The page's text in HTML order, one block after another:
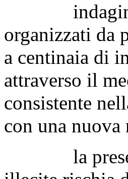
indagini su
organizzati da
a centinaia di
attraverso il
consistente
con una nuova
la presenza